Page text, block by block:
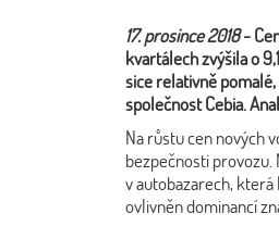
17. prosince 2018-
kvartálech zvýšila o
sice relativně
společnost Cebia.
Na růstu cen nových
bezpečnosti
v autobazarech,
ovlivněn dominancí